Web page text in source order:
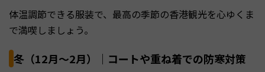
体温調節できる服装で、最高の季節の香港観光を心ゆくま
で満喫しましょう。
冬（12月～2月）｜コートや重ね着での防寒対策